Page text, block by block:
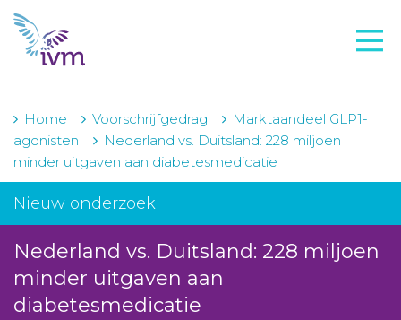
VMI
FTO voorbereiding
IVM-academie
Zorginstellingen
Projecten
Over IVM
Actueel
Home Voorschrijfgedrag
Marktaandeel GLP1-
agonisten
Nederland vs. Duitsland: 228 miljoen
minder uitgaven aan diabetesmedicatie
Nieuw onderzoek
Nederland vs. Duitsland: 228 miljoen
minder uitgaven aan
diabetesmedicatie